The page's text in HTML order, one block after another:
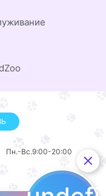
Пн.-Вс.9:00-20:00